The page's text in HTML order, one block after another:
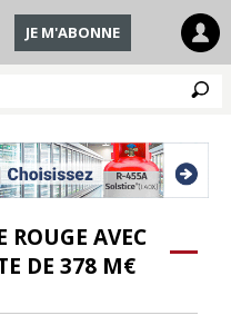
JE M'ABONNE
AVEC
DE 378 M€